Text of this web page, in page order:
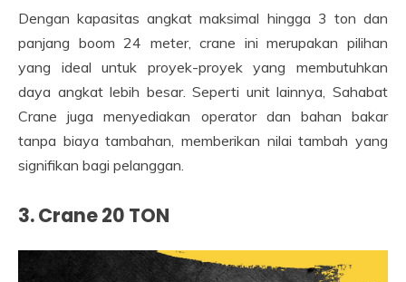
Dengan kapasitas angkat maksimal hingga 3 ton dan
panjang boom 24 meter, crane ini merupakan pilihan
yang ideal untuk proyek-proyek yang membutuhkan
daya angkat lebih besar. Seperti unit lainnya, Sahabat
Crane juga menyediakan operator dan bahan bakar
tanpa biaya tambahan, memberikan nilai tambah yang
signifikan bagi pelanggan.
3. Crane 20 TON